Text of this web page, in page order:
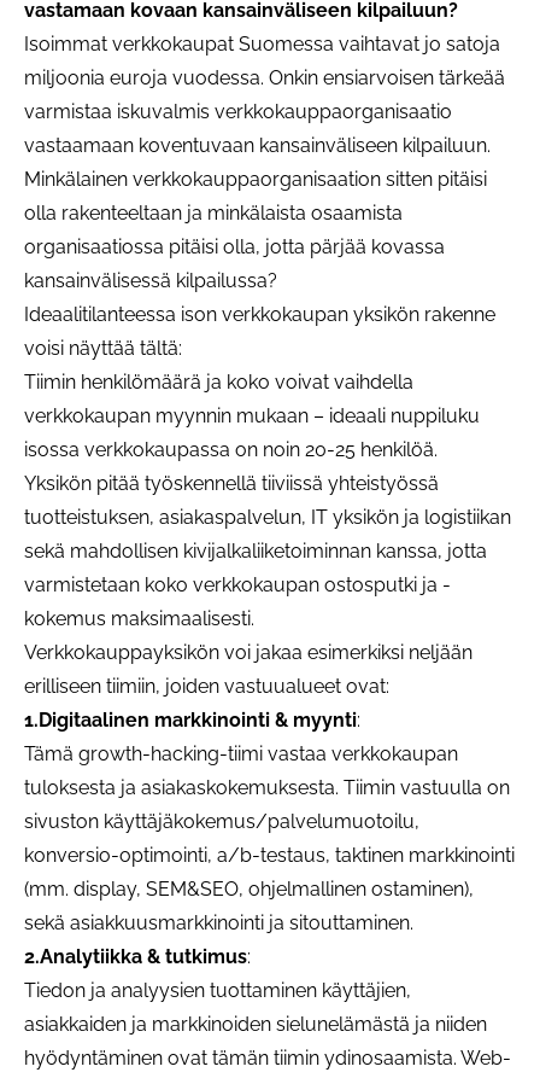
vastamaan kovaan kansainväliseen kilpailuun?
Isoimmat verkkokaupat Suomessa vaihtavat jo satoja
miljoonia euroja vuodessa. Onkin ensiarvoisen tärkeää
varmistaa iskuvalmis verkkokauppaorganisaatio
vastaamaan koventuvaan kansainväliseen kilpailuun.
Minkälainen verkkokauppaorganisaation sitten pitäisi
olla rakenteeltaan ja minkälaista osaamista
organisaatiossa pitäisi olla, jotta pärjää kovassa
kansainvälisessä kilpailussa?
Ideaalitilanteessa ison verkkokaupan yksikön rakenne
voisi näyttää tältä:
Tiimin henkilömäärä ja koko voivat vaihdella
verkkokaupan myynnin mukaan – ideaali nuppiluku
isossa verkkokaupassa on noin 20-25 henkilöä.
Yksikön pitää työskennellä tiiviissä yhteistyössä
tuotteistuksen, asiakaspalvelun, IT yksikön ja logistiikan
sekä mahdollisen kivijalkaliiketoiminnan kanssa, jotta
varmistetaan koko verkkokaupan ostosputki ja -
kokemus maksimaalisesti.
Verkkokauppayksikön voi jakaa esimerkiksi neljään
erilliseen tiimiin, joiden vastuualueet ovat:
1.Digitaalinen markkinointi & myynti:
Tämä growth-hacking-tiimi vastaa verkkokaupan
tuloksesta ja asiakaskokemuksesta. Tiimin vastuulla on
sivuston käyttäjäkokemus/palvelumuotoilu,
konversio-optimointi, a/b-testaus, taktinen markkinointi
(mm. display, SEM&SEO, ohjelmallinen ostaminen),
sekä asiakkuusmarkkinointi ja sitouttaminen.
2.Analytiikka & tutkimus:
Tiedon ja analyysien tuottaminen käyttäjien,
asiakkaiden ja markkinoiden sielunelämästä ja niiden
hyödyntäminen ovat tämän tiimin ydinosaamista. Web-